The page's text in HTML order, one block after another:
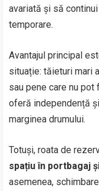
avariată și să
temporare.
Avantajul principal
situație: tăieturi mari
sau pene care nu
oferă independență
marginea drumului.
Totuși, roata de
spațiu în portbagaj
asemenea,